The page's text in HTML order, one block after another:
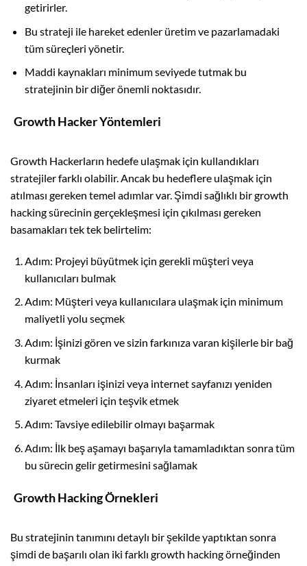
getirirler.
Bu strateji ile hareket edenler üretim ve pazarlamadaki
tüm süreçleri yönetir.
Maddi kaynakları minimum seviyede tutmak bu
stratejinin bir diğer önemli noktasıdır.
Growth Hacker Yöntemleri
Growth Hackerların hedefe ulaşmak için kullandıkları
stratejiler farklı olabilir. Ancak bu hedeflere ulaşmak için
atılması gereken temel adımlar var. Şimdi sağlıklı bir growth
hacking sürecinin gerçekleşmesi için çıkılması gereken
basamakları tek tek belirtelim:
Adım: Projeyi büyütmek için gerekli müşteri veya
kullanıcıları bulmak
Adım: Müşteri veya kullanıcılara ulaşmak için minimum
maliyetli yolu seçmek
Adım: İşinizi gören ve sizin farkınıza varan kişilerle bir bağ
kurmak
Adım: İnsanları işinizi veya internet sayfanızı yeniden
ziyaret etmeleri için teşvik etmek
Adım: Tavsiye edilebilir olmayı başarmak
Adım: İlk beş aşamayı başarıyla tamamladıktan sonra tüm
bu sürecin gelir getirmesini sağlamak
Growth Hacking Örnekleri
Bu stratejinin tanımını detaylı bir şekilde yaptıktan sonra
şimdi de başarılı olan iki farklı growth hacking örneğinden